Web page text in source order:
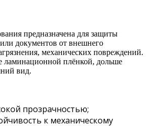
предназначена для защиты
документов от внешнего
механических повреждений.
плёнкой, дольше
вид.
прозрачностью;
к механическому